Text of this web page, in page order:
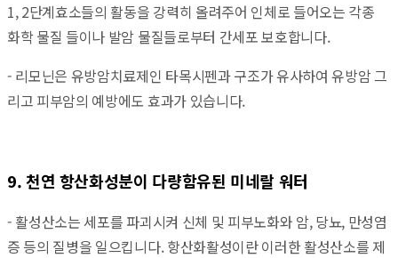
1, 2단계효소들의 활동을 강력히 올려주어 인체로 들어오는 각종
화학 물질 들이나 발암 물질들로부터 간세포 보호합니다.
- 리모닌은 유방암치료제인 타목시펜과 구조가 유사하여 유방암 그
리고 피부암의 예방에도 효과가 있습니다.
9. 천연 항산화성분이 다량함유된 미네랄 워터
- 활성산소는 세포를 파괴시켜 신체 및 피부노화와 암, 당뇨, 만성염
증 등의 질병을 일으킵니다. 항산화활성이란 이러한 활성산소를 제